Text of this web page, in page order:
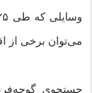
می‌توان برخی از
جستجوی